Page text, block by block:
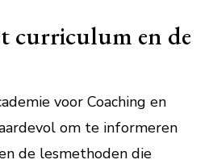
curriculum en de
voor Coaching en
om te informeren
de lesmethoden die